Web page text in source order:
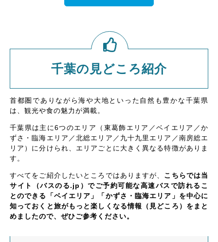
千葉の見どころ紹介
首都圏でありながら海や大地といった自然も豊かな千葉県
は、観光や食の魅力が満載。
千葉県は主に6つのエリア（東葛飾エリア／ベイエリア／か
ずさ・臨海エリア／北総エリア／九十九里エリア／南房総エ
リア）に分けられ、エリアごとに大きく異なる特徴がありま
す。
すべてをご紹介したいところではありますが、 こちらでは当
サイト（バスのる.jp）でご予約可能な高速バスで訪れるこ
とのできる「ベイエリア」「かずさ・臨海エリア」を中心に
知っておくと旅がもっと楽しくなる情報（見どころ）をまと
めましたので、ぜひご参考ください。